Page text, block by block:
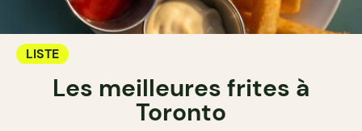
LISTE
Les meilleures frites à
Toronto